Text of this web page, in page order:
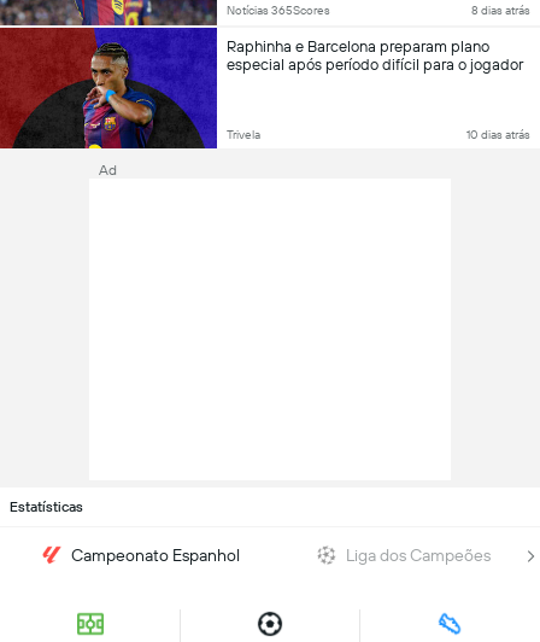
Estatísticas
Campeonato Espanhol Liga dos Campeões
Ad
Notícias 365Scores 8 dias atrás
Raphinha e Barcelona preparam plano
especial após período difícil para o jogador
Trivela 10 dias atrás